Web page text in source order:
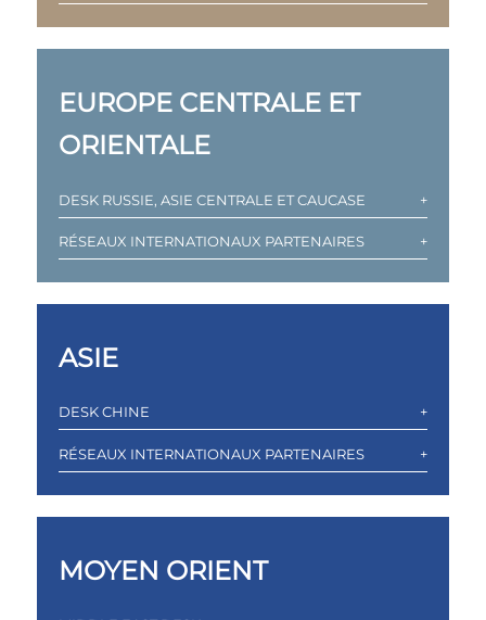
EUROPE CENTRALE ET
ORIENTALE
DESK RUSSIE, ASIE CENTRALE ET CAUCASE
RÉSEAUX INTERNATIONAUX PARTENAIRES
ASIE
DESK CHINE
RÉSEAUX INTERNATIONAUX PARTENAIRES
MOYEN ORIENT